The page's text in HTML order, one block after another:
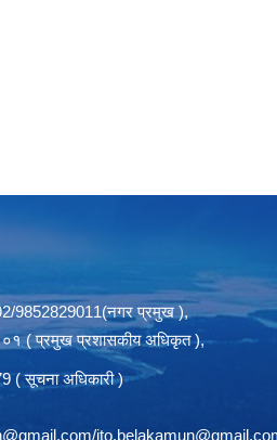
9852829011(नगर प्रमुख ),
( प्रमुख प्रशासकीय अधिकृत ),
( सूचना अधिकारी )